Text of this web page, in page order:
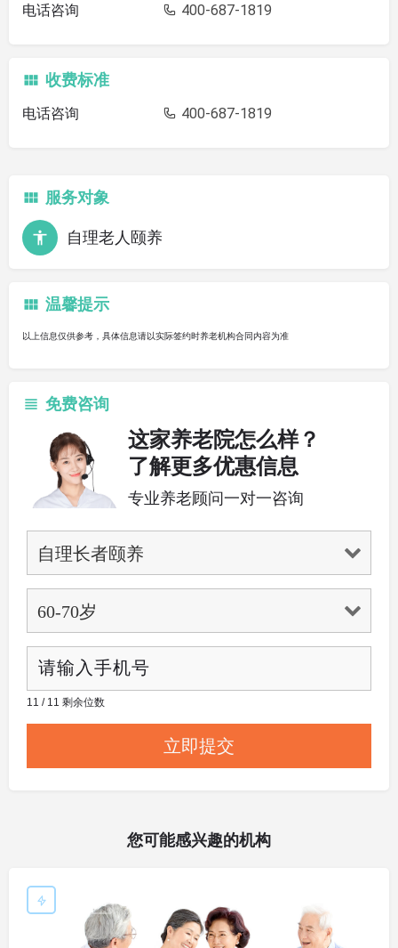
电话咨询 400-687-1819
收费标准
电话咨询 400-687-1819
服务对象
自理老人颐养
温馨提示
以上信息仅供参考，具体信息请以实际签约时养老机构合同内容为准
免费咨询
这家养老院怎么样？
了解更多优惠信息
专业养老顾问一对一咨询
11 / 11 剩余位数
您可能感兴趣的机构